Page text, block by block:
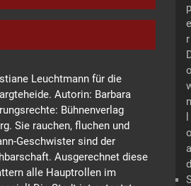
Leuchtmann für die
Autorin: Barbara
Bühnenverlag
Sie rauchen, fluchen und
Geschwister sind der
Ausgerechnet diese
alle Hauptrollen im
p
e
r
n
a
d